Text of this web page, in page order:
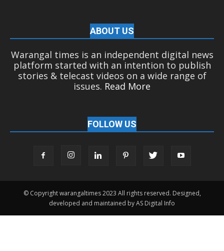
ABOUT US
Warangal times is an independent digital news
platform started with an intention to publish
stories & telecast videos on a wide range of
issues. Read More
FOLLOW US
© Copyright warangaltimes 2023 All rights reserved. Designed,
developed and maintained by AS Digital Info